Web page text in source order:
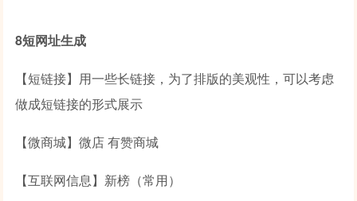
8短网址生成
【短链接】用一些长链接，为了排版的美观性，可以考虑
做成短链接的形式展示
【微商城】微店 有赞商城
【互联网信息】新榜（常用）